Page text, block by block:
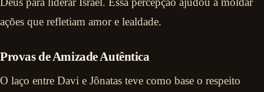
ações que refletiam amor e lealdade.
Provas de Amizade Autêntica
O laço entre Davi e Jônatas teve como base o respeito